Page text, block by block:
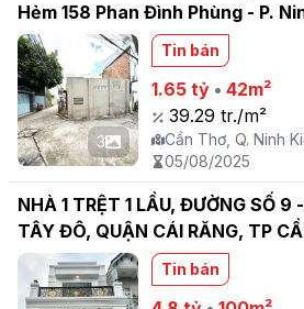
Hẻm 158 Phan Đình Phùng - P.
3
Tin bán
1.65 tỷ •42m²
39.29 tr./m²
Cần Thơ, Q. Ninh
05/08/2025
NHÀ 1 TRỆT 1 LẦU, ĐƯỜNG SỐ 9
TÂY ĐÔ, QUẬN CÁI RĂNG, TP
Tin bán